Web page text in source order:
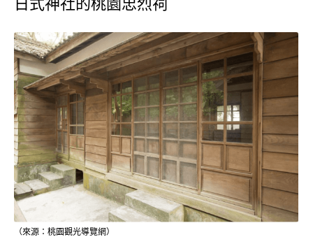
日式神社的桃園忠烈祠
（來源：桃園觀光導覽網）